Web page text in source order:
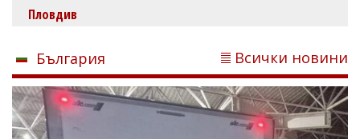
Пловдив
България Всички новини